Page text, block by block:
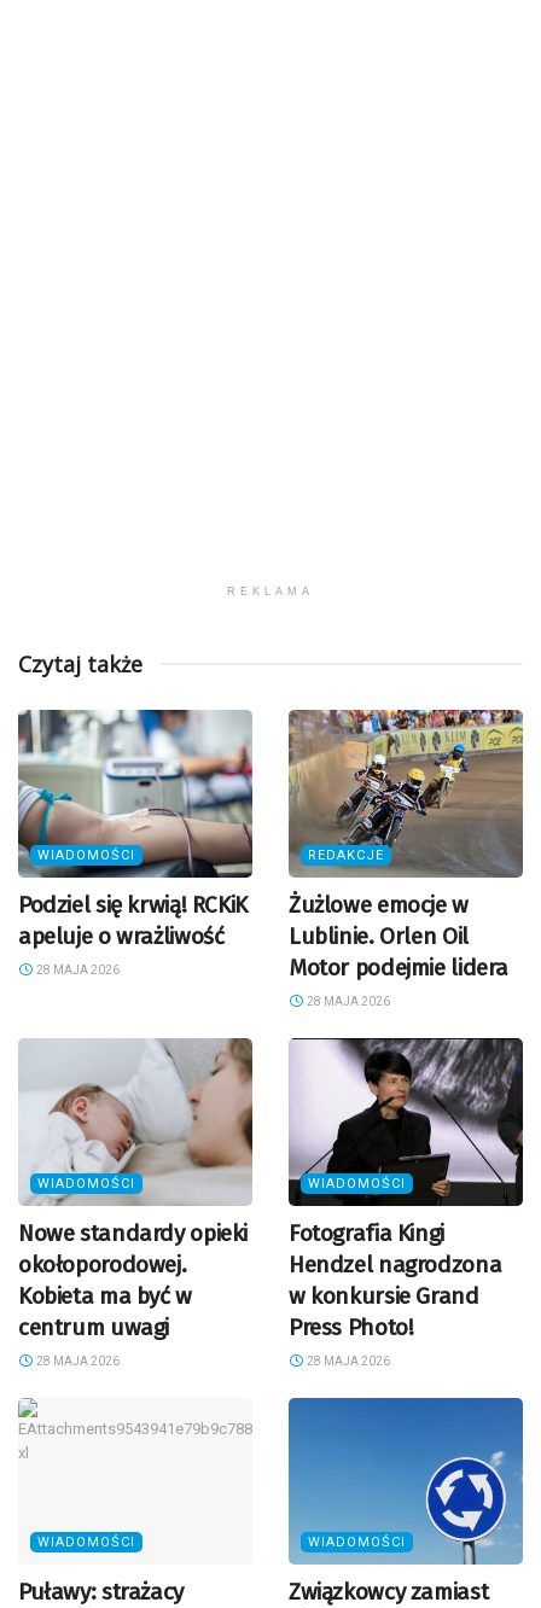
REKLAMA
Czytaj także
WIADOMOŚCI
Podziel się krwią! RCKiK
apeluje o wrażliwość
28 MAJA 2026
REDAKCJE
Żużlowe emocje w
Lublinie. Orlen Oil
Motor podejmie lidera
28 MAJA 2026
WIADOMOŚCI
Nowe standardy opieki
okołoporodowej.
Kobieta ma być w
centrum uwagi
28 MAJA 2026
WIADOMOŚCI
Fotografia Kingi
Hendzel nagrodzona
w konkursie Grand
Press Photo!
28 MAJA 2026
WIADOMOŚCI
Puławy: strażacy
WIADOMOŚCI
Związkowcy zamiast